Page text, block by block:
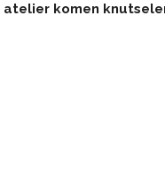
komen